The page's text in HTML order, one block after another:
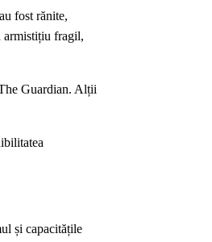
fost rănite,
armistițiu fragil,
Guardian. Alții
și capacitățile